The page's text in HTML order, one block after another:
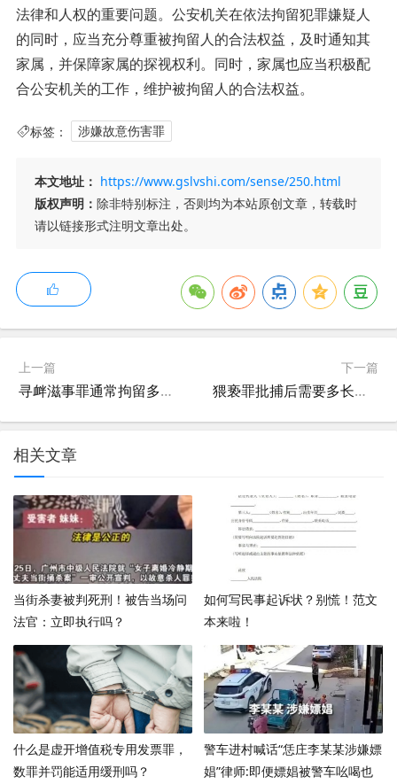
法律和人权的重要问题。公安机关在依法拘留犯罪嫌疑人
的同时，应当充分尊重被拘留人的合法权益，及时通知其
家属，并保障家属的探视权利。同时，家属也应当积极配
合公安机关的工作，维护被拘留人的合法权益。
标签： 涉嫌故意伤害罪
本文地址： https://www.gslvshi.com/sense/250.html
版权声明： 除非特别标注，否则均为本站原创文章，转载时
请以链接形式注明文章出处。
上一篇
寻衅滋事罪通常拘留多少天?怎么取保候审?
下一篇
猥亵罪批捕后需要多长时间审判?
相关文章
当街杀妻被判死刑！被告当场问
法官：立即执行吗？
如何写民事起诉状？别慌！范文
本来啦！
什么是虚开增值税专用发票罪，
数罪并罚能适用缓刑吗？
警车进村喊话“恁庄李某某涉嫌嫖
娼”律师:即便嫖娼被警车吆喝也